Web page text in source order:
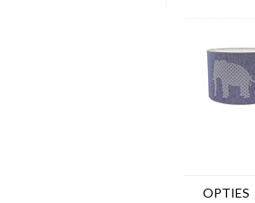
OPTIES